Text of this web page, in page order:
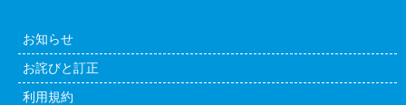
お知らせ
お詫びと訂正
利用規約